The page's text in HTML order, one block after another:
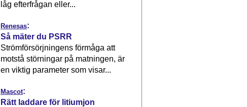
låg efterfrågan eller...
Renesas:
Så mäter du PSRR
Strömförsörjningens förmåga att
motstå störningar på matningen, är
en viktig parameter som visar...
Mascot:
Rätt laddare för litiumjon